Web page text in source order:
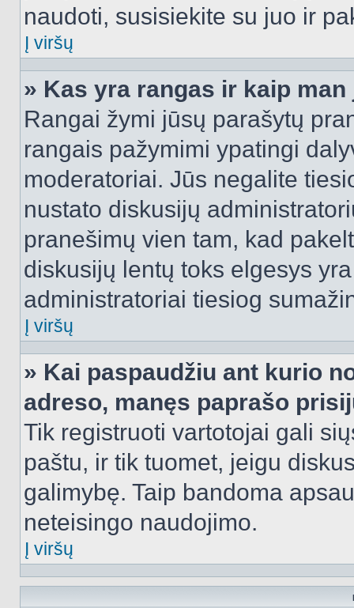
naudoti, susisiekite su juo ir
Į viršų
» Kas yra rangas ir kaip
Rangai žymi jūsų parašytų
rangais pažymimi ypatingi
moderatoriai. Jūs negalite
nustato diskusijų
pranešimų vien tam, kad
diskusijų lentų toks elgesys
administratoriai tiesiog
Į viršų
» Kai paspaudžiu ant kurio
adreso, manęs paprašo
Tik registruoti vartotojai gali
paštu, ir tik tuomet, jeigu
galimybę. Taip bandoma
neteisingo naudojimo.
Į viršų